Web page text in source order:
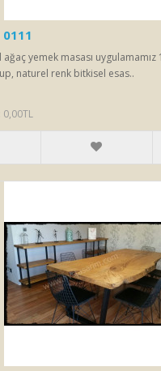
yemek masası uygulamamız
naturel renk bitkisel esas..